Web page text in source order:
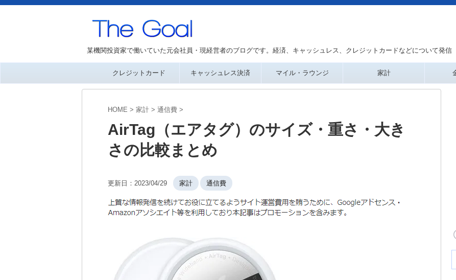
某機関投資家で働いていた元会社員・現経営者のブログです。経済、キャッシュレス、クレジットカードなどについて発信
クレジットカード キャッシュレス決済 マイル・ラウンジ 家計
HOME > 家計 > 通信費 >
AirTag（エアタグ）のサイズ・重さ・大き
さの比較まとめ
更新日： 2023/04/29 家計 通信費